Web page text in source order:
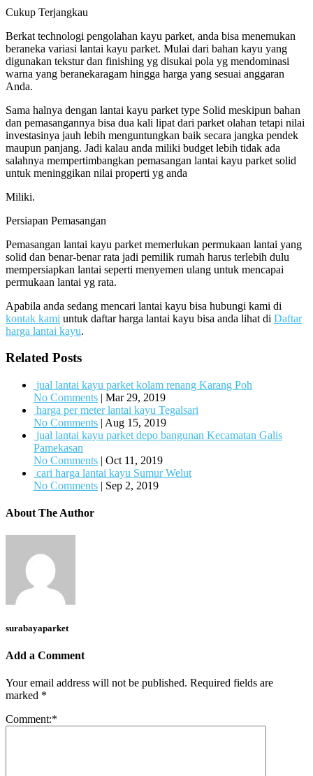
Cukup Terjangkau
Berkat technologi pengolahan kayu parket, anda bisa menemukan
beraneka variasi lantai kayu parket. Mulai dari bahan kayu yang
digunakan tekstur dan finishing yg disukai pola yg mendominasi
warna yang beranekaragam hingga harga yang sesuai anggaran
Anda.
Sama halnya dengan lantai kayu parket type Solid meskipun bahan
dan pemasangannya bisa dua kali lipat dari parket olahan tetapi nilai
investasinya jauh lebih menguntungkan baik secara jangka pendek
maupun panjang. Jadi kalau anda miliki budget lebih tidak ada
salahnya mempertimbangkan pemasangan lantai kayu parket solid
untuk meninggikan nilai properti yg anda
Miliki.
Persiapan Pemasangan
Pemasangan lantai kayu parket memerlukan permukaan lantai yang
solid dan benar-benar rata jadi pemilik rumah harus terlebih dulu
mempersiapkan lantai seperti menyemen ulang untuk mencapai
permukaan lantai yg rata.
Apabila anda sedang mencari lantai kayu bisa hubungi kami di
kontak kami untuk daftar harga lantai kayu bisa anda lihat di Daftar
harga lantai kayu.
Related Posts
jual lantai kayu parket kolam renang Karang Poh
No Comments | Mar 29, 2019
harga per meter lantai kayu Tegalsari
No Comments | Aug 15, 2019
jual lantai kayu parket depo bangunan Kecamatan Galis
Pamekasan
No Comments | Oct 11, 2019
cari harga lantai kayu Sumur Welut
No Comments | Sep 2, 2019
About The Author
surabayaparket
Add a Comment
Your email address will not be published. Required fields are
marked *
Comment:*